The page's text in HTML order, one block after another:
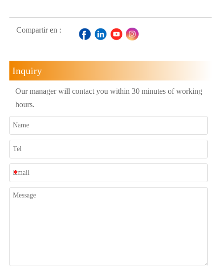
Compartir en :
Inquiry
Our manager will contact you within 30 minutes of working
hours.